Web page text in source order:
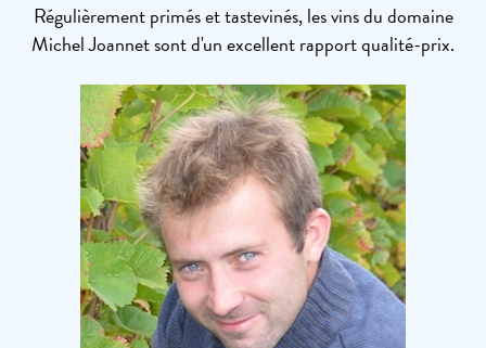
Régulièrement primés et tastevinés, les vins du domaine
Michel Joannet sont d'un excellent rapport qualité-prix.